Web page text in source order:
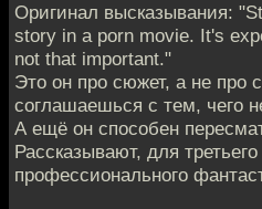
Оригинал высказывания:
story in a porn movie. It's
not that important."
Это он про сюжет, а не про
соглашаешься с тем, чего
А ещё он способен
Рассказывают, для
профессионального